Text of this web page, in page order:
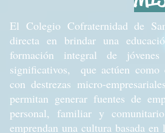
El Colegio Cofraternidad de
directa en brindar una
formación integral de
significativos, que actúen como
con destrezas micro-
permitan generar fuentes de
personal, familiar y
emprendan una cultura basada